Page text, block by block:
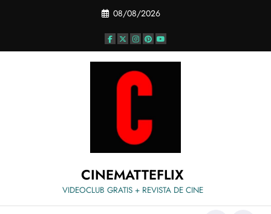
08/08/2026
CINEMATTEFLIX
VIDEOCLUB GRATIS + REVISTA DE CINE